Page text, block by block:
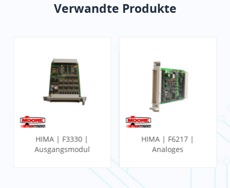
Verwandte Produkte
HIMA | F3330 |
Ausgangsmodul
HIMA | F6217 |
Analoges